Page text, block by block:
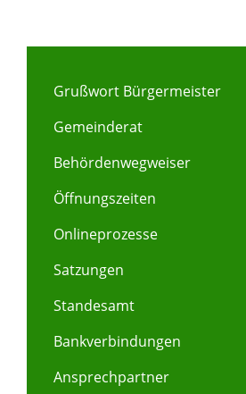
Grußwort Bürgermeister
Gemeinderat
Behördenwegweiser
Öffnungszeiten
Onlineprozesse
Satzungen
Standesamt
Bankverbindungen
Ansprechpartner